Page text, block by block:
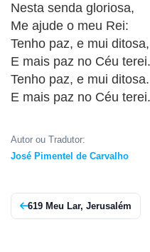
APP
WINDOWS
Nesta senda gloriosa,
Me ajude o meu Rei:
Tenho paz, e mui ditosa,
E mais paz no Céu terei.
Tenho paz, e mui ditosa.
E mais paz no Céu terei.
Autor ou Tradutor:
José Pimentel de Carvalho
619 Meu Lar, Jerusalém